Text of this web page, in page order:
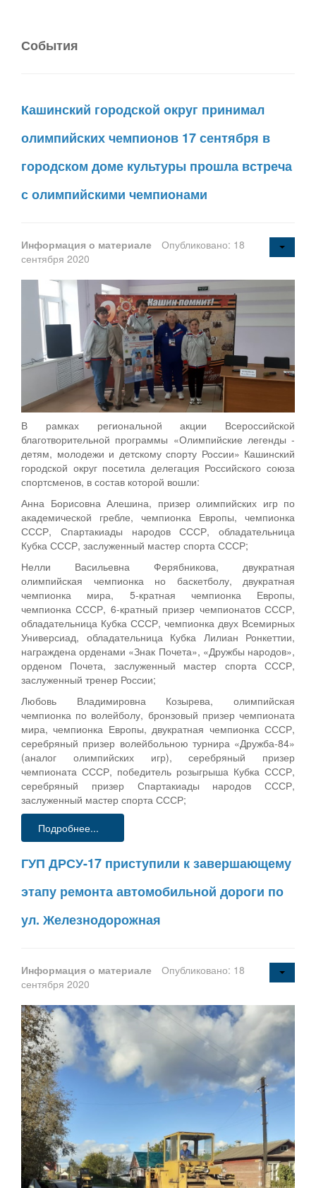
События
Кашинский городской округ принимал
олимпийских чемпионов 17 сентября в
городском доме культуры прошла встреча
с олимпийскими чемпионами
Информация о материале
Опубликовано: 18
сентября 2020
В рамках региональной акции Всероссийской
благотворительной программы «Олимпийские легенды -
детям, молодежи и детскому спорту России» Кашинский
городской округ посетила делегация Российского союза
спортсменов, в состав которой вошли:
Анна Борисовна Алешина, призер олимпийских игр по
академической гребле, чемпионка Европы, чемпионка
СССР, Спартакиады народов СССР, обладательница
Кубка СССР, заслуженный мастер спорта СССР;
Нелли Васильевна Ферябникова, двукратная
олимпийская чемпионка но баскетболу, двукратная
чемпионка мира, 5-кратная чемпионка Европы,
чемпионка СССР, 6-кратный призер чемпионатов СССР,
обладательница Кубка СССР, чемпионка двух Всемирных
Универсиад, обладательница Кубка Лилиан Ронкеттии,
награждена орденами «Знак Почета», «Дружбы народов»,
орденом Почета, заслуженный мастер спорта СССР,
заслуженный тренер России;
Любовь Владимировна Козырева, олимпийская
чемпионка по волейболу, бронзовый призер чемпионата
мира, чемпионка Европы, двукратная чемпионка СССР,
серебряный призер волейбольною турнира «Дружба-84»
(аналог олимпийских игр), серебряный призер
чемпионата СССР, победитель розыгрыша Кубка СССР,
серебряный призер Спартакиады народов СССР,
заслуженный мастер спорта СССР;
Подробнее...
ГУП ДРСУ-17 приступили к завершающему
этапу ремонта автомобильной дороги по
ул. Железнодорожная
Информация о материале
Опубликовано: 18
сентября 2020